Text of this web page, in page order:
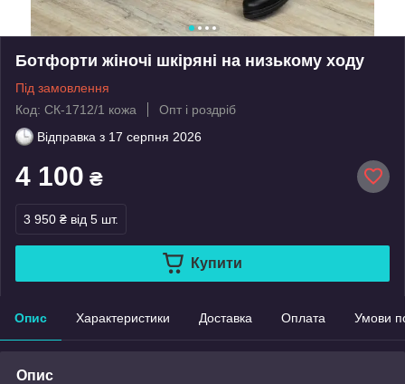
Ботфорти жіночі шкіряні на низькому ходу
Під замовлення
Код: СК-1712/1 кожа
Опт і роздріб
Відправка з 17 серпня 2026
4 100 ₴
3 950 ₴ від 5 шт.
Купити
Опис Характеристики Доставка Оплата Умови
Опис